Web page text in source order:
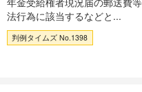
法行為に該当するなどと...
判例タイムズ No.1398